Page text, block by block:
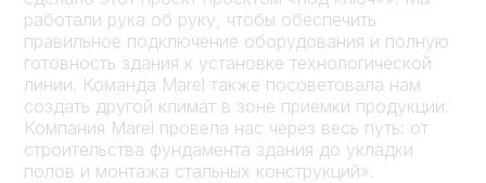
работали рука об руку, чтобы обеспечить
правильное подключение оборудования и полную
готовность здания к установке технологической
линии. Команда Marel также посоветовала нам
создать другой климат в зоне приемки продукции.
Компания Marel провела нас через весь путь: от
строительства фундамента здания до укладки
полов и монтажа стальных конструкций».